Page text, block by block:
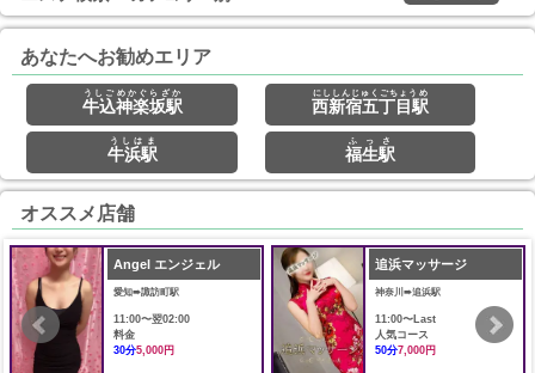
あなたへお勧めエリア
牛込神楽坂駅
うしごめかぐらざか
西新宿五丁目駅
にししんじゅくごちょうめ
牛浜駅
うしはま
福生駅
ふっさ
オススメ店舗
Angel エンジェル
愛知➠諏訪町駅
11:00〜翌02:00
料金
30分5,000円
追浜マッサージ
神奈川➠追浜駅
11:00〜Last
人気コース
50分7,000円